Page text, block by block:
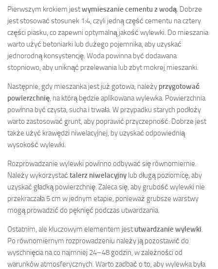
Pierwszym krokiem jestwymieszanie cementu z wodą. Dobrze
jest stosować stosunek 1:4, czyli jedną część cementu na cztery
części piasku, co zapewni optymalną jakość wylewki. Do mieszania
warto użyć betoniarki lub dużego pojemnika, aby uzyskać
jednorodną konsystencję. Woda powinna być dodawana
stopniowo, aby uniknąć przelewania lub zbyt mokrej mieszanki.
Następnie, gdy mieszanka jest już gotowa, należy przygotować
powierzchnię, na którą będzie aplikowana wylewka. Powierzchnia
powinna być czysta, sucha i trwała. W przypadku starych podłoży
warto zastosować grunt, aby poprawić przyczepność. Dobrze jest
także użyć krawędzi niwelacyjnej, by uzyskać odpowiednią
wysokość wylewki.
Rozprowadzanie wylewki powinno odbywać się równomiernie.
Należy wykorzystać talerz niwelacyjny lub długą poziomicę, aby
uzyskać gładką powierzchnię. Zaleca się, aby grubość wylewki nie
przekraczała 5 cm w jednym etapie, ponieważ grubsze warstwy
mogą prowadzić do pęknięć podczas utwardzania.
Ostatnim, ale kluczowym elementem jest utwardzanie wylewki.
Po równomiernym rozprowadzeniu należy ją pozostawić do
wyschnięcia na co najmniej 24–48 godzin, w zależności od
warunków atmosferycznych. Warto zadbać o to, aby wylewka była